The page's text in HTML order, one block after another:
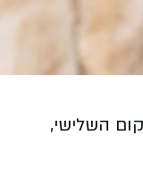
השלישי,